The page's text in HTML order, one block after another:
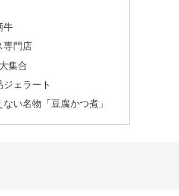
牛
専門店
集合
ェラート
い名物「豆腐かつ煮」